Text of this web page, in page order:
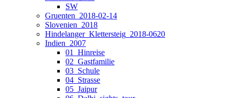
SW
Gruenten_2018-02-14
Slovenien_2018
Hindelanger_Klettersteig_2018-0620
Indien_2007
01_Hinreise
02_Gastfamilie
03_Schule
04_Strasse
05_Jaipur